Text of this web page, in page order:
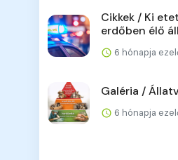
Cikkek / Ki
erdőben élő
6 hónapja
Galéria /
6 hónapja